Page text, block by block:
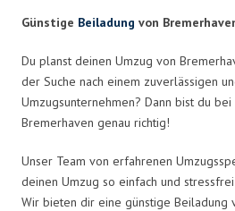
Günstige Beiladung von
Du planst deinen Umzug von
der Suche nach einem zuverlässigen
Umzugsunternehmen? Dann bist du
Bremerhaven genau richtig!
Unser Team von erfahrenen
deinen Umzug so einfach und
Wir bieten dir eine günstige Beiladung